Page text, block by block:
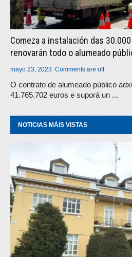
Comeza a instalación das
renovarán todo o alumeado
mayo 23, 2023 Comments are off
O contrato de alumeado público
41.765.702 euros e suporá un ...
NOTICIAS MÁIS VISTAS